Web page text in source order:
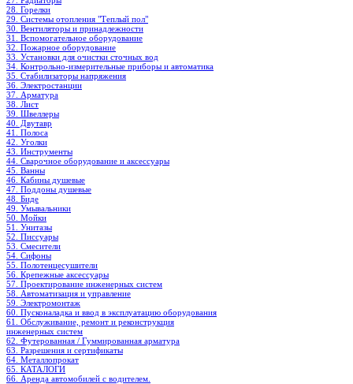
28. Горелки
29. Системы отопления "Теплый пол"
30. Вентиляторы и принадлежности
31. Вспомогательное оборудование
32. Пожарное оборудование
33. Установки для очистки сточных вод
34. Контрольно-измерительные приборы и автоматика
35. Стабилизаторы напряжения
36. Электростанции
37. Арматура
38. Лист
39. Швеллеры
40. Двутавр
41. Полоса
42. Уголки
43. Инструменты
44. Сварочное оборудование и аксессуары
45. Ванны
46. Кабины душевые
47. Поддоны душевые
48. Биде
49. Умывальники
50. Мойки
51. Унитазы
52. Писсуары
53. Смесители
54. Сифоны
55. Полотенцесушители
56. Крепежные аксессуары
57. Проектирование инженерных систем
58. Автоматизация и управление
59. Электромонтаж
60. Пусконаладка и ввод в эксплуатацию оборудования
61. Обслуживание, ремонт и реконструкция
инженерных систем
62. Футерованная / Гуммированная арматура
63. Разрешения и сертификаты
64. Металлопрокат
65. КАТАЛОГИ
66. Аренда автомобилей с водителем.